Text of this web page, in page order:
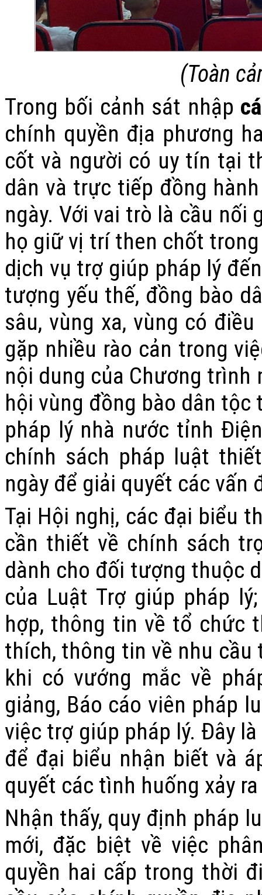
(Toàn
Trong bối cảnh sát nhập
chính quyền địa phương
cốt và người có uy tín tại
dân và trực tiếp đồng
ngày. Với vai trò là cầu nối
họ giữ vị trí then chốt
dịch vụ trợ giúp pháp lý
tượng yếu thế, đồng bào
sâu, vùng xa, vùng có
gặp nhiều rào cản trong
nội dung của Chương
hội vùng đồng bào dân
pháp lý nhà nước tỉnh
chính sách pháp luật
ngày để giải quyết các vấn
Tại Hội nghị, các đại biểu
cần thiết về chính sách
dành cho đối tượng thuộc
của Luật Trợ giúp pháp
hợp, thông tin về tổ chức
thích, thông tin về nhu
khi có vướng mắc về
giảng, Báo cáo viên pháp
việc trợ giúp pháp lý. Đây
để đại biểu nhận biết và
quyết các tình huống xảy
Nhận thấy, quy định pháp
mới, đặc biệt về việc
quyền hai cấp trong thời